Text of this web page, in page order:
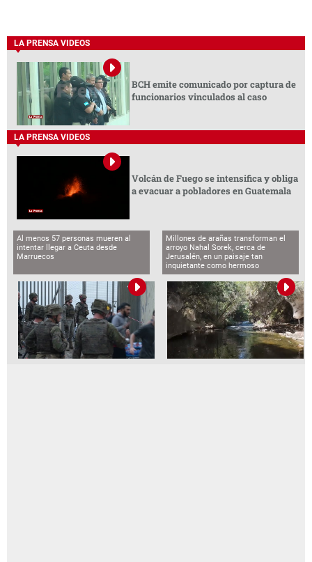
LA PRENSA VIDEOS
BCH emite comunicado por captura de
funcionarios vinculados al caso
LA PRENSA VIDEOS
Volcán de Fuego se intensifica y obliga
a evacuar a pobladores en Guatemala
Al menos 57 personas mueren al
intentar llegar a Ceuta desde
Marruecos
Millones de arañas transforman el
arroyo Nahal Sorek, cerca de
Jerusalén, en un paisaje tan
inquietante como hermoso